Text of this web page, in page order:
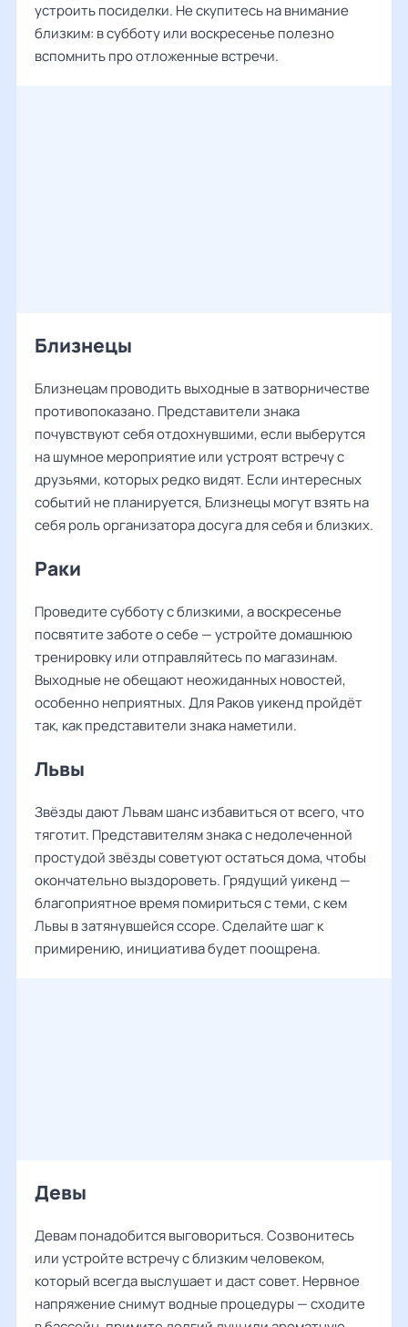
устроить посиделки. Не скупитесь на внимание
близким: в субботу или воскресенье полезно
вспомнить про отложенные встречи.
Близнецы
Близнецам проводить выходные в затворничестве
противопоказано. Представители знака
почувствуют себя отдохнувшими, если выберутся
на шумное мероприятие или устроят встречу с
друзьями, которых редко видят. Если интересных
событий не планируется, Близнецы могут взять на
себя роль организатора досуга для себя и близких.
Раки
Проведите субботу с близкими, а воскресенье
посвятите заботе о себе — устройте домашнюю
тренировку или отправляйтесь по магазинам.
Выходные не обещают неожиданных новостей,
особенно неприятных. Для Раков уикенд пройдёт
так, как представители знака наметили.
Львы
Звёзды дают Львам шанс избавиться от всего, что
тяготит. Представителям знака с недолеченной
простудой звёзды советуют остаться дома, чтобы
окончательно выздороветь. Грядущий уикенд —
благоприятное время помириться с теми, с кем
Львы в затянувшейся ссоре. Сделайте шаг к
примирению, инициатива будет поощрена.
Девы
Девам понадобится выговориться. Созвонитесь
или устройте встречу с близким человеком,
который всегда выслушает и даст совет. Нервное
напряжение снимут водные процедуры — сходите